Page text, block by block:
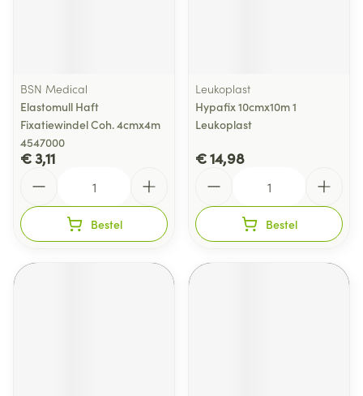
BSN Medical
Elastomull Haft
Fixatiewindel Coh. 4cmx4m
4547000
€ 3,11
Bestel
Leukoplast
Hypafix 10cmx10m 1
Leukoplast
€ 14,98
Bestel